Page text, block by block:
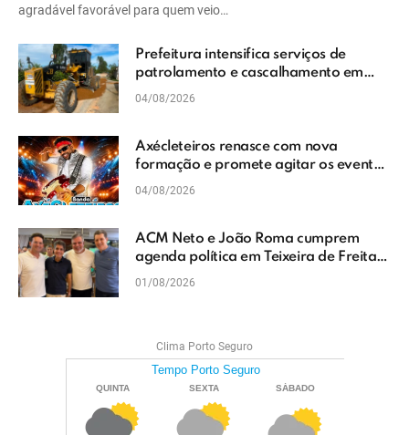
agradável favorável para quem veio…
Prefeitura intensifica serviços de
patrolamento e cascalhamento em
Vera Cruz
04/08/2026
Axécleteiros renasce com nova
formação e promete agitar os eventos
do Extremo Sul da Bahia
04/08/2026
ACM Neto e João Roma cumprem
agenda política em Teixeira de Freitas
e reforçam projeto para o Extremo Sul
01/08/2026
Clima Porto Seguro